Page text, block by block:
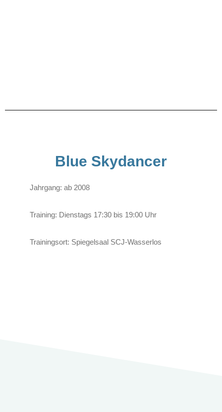
Blue Skydancer
Jahrgang: ab 2008
Training: Dienstags 17:30 bis 19:00 Uhr
Trainingsort: Spiegelsaal SCJ-Wasserlos